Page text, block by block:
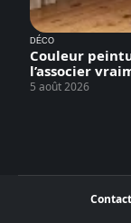
DÉCO
Couleur
l’associer
5 août 2026
Contact